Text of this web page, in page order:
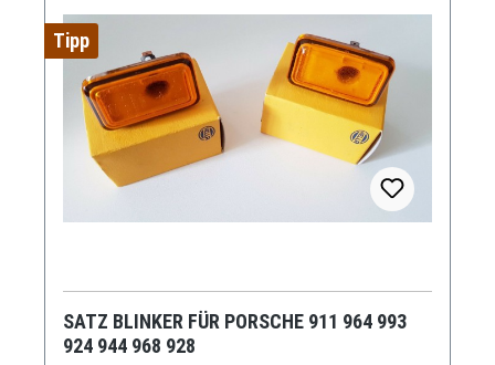
Tipp
SATZ BLINKER FÜR PORSCHE 911 964 993
924 944 968 928